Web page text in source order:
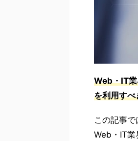
Web・IT
を利用す
この記事
Web・IT業